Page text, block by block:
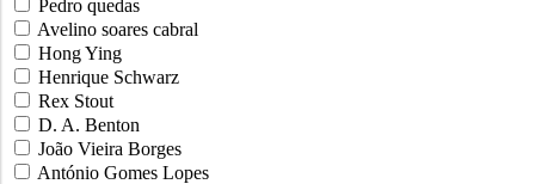
Pedro quedas
Avelino soares cabral
Hong Ying
Henrique Schwarz
Rex Stout
D. A. Benton
João Vieira Borges
António Gomes Lopes